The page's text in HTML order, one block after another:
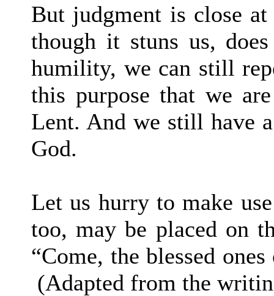
But judgment is close
though it stuns us,
humility, we can still
this purpose that we
Lent. And we still have
God.
Let us hurry to make
too, may be placed on
“Come, the blessed
(Adapted from the